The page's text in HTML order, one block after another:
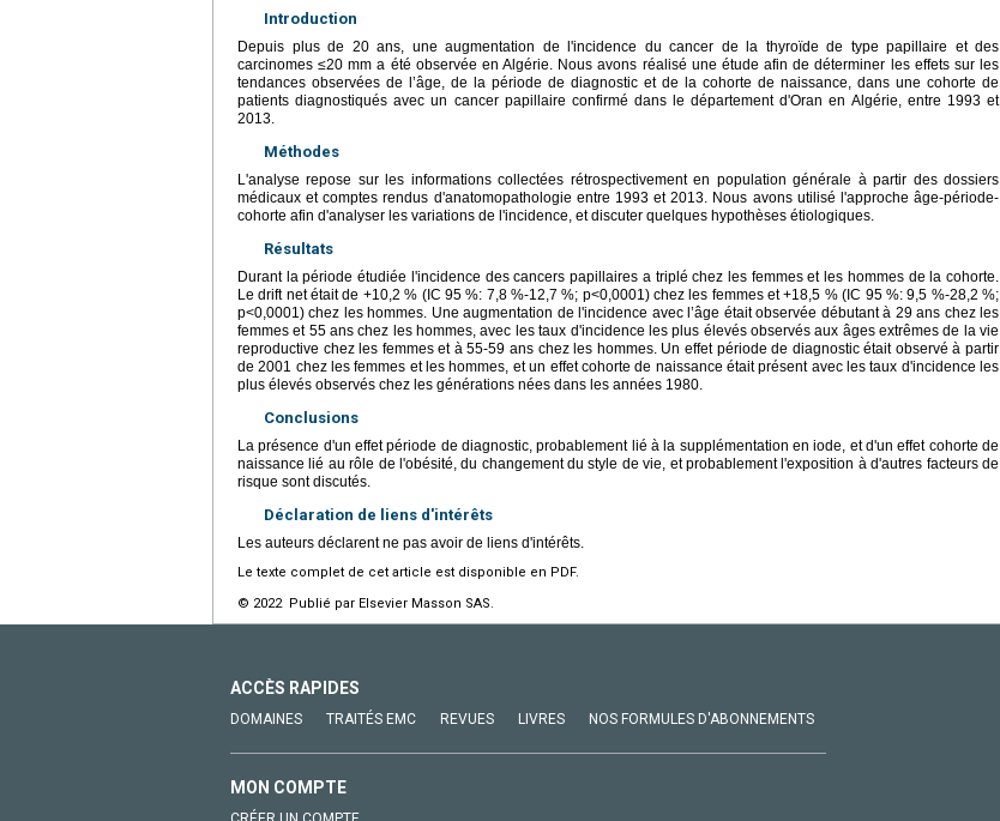
Introduction
Depuis plus de 20 ans, une augmentation de l'incidence du cancer de la thyroïde de type papillaire et des
carcinomes ≤20 mm a été observée en Algérie. Nous avons réalisé une étude afin de déterminer les effets sur les
tendances observées de l’âge, de la période de diagnostic et de la cohorte de naissance, dans une cohorte de
patients diagnostiqués avec un cancer papillaire confirmé dans le département d'Oran en Algérie, entre 1993 et
2013.
Méthodes
L'analyse repose sur les informations collectées rétrospectivement en population générale à partir des dossiers
médicaux et comptes rendus d'anatomopathologie entre 1993 et 2013. Nous avons utilisé l'approche âge-période-
cohorte afin d'analyser les variations de l'incidence, et discuter quelques hypothèses étiologiques.
Résultats
Durant la période étudiée l'incidence des cancers papillaires a triplé chez les femmes et les hommes de la cohorte.
Le drift net était de +10,2 % (IC 95 %: 7,8 %-12,7 %; p<0,0001) chez les femmes et +18,5 % (IC 95 %: 9,5 %-28,2 %;
p<0,0001) chez les hommes. Une augmentation de l'incidence avec l’âge était observée débutant à 29 ans chez les
femmes et 55 ans chez les hommes, avec les taux d'incidence les plus élevés observés aux âges extrêmes de la vie
reproductive chez les femmes et à 55-59 ans chez les hommes. Un effet période de diagnostic était observé à partir
de 2001 chez les femmes et les hommes, et un effet cohorte de naissance était présent avec les taux d'incidence les
plus élevés observés chez les générations nées dans les années 1980.
Conclusions
La présence d'un effet période de diagnostic, probablement lié à la supplémentation en iode, et d'un effet cohorte de
naissance lié au rôle de l'obésité, du changement du style de vie, et probablement l'exposition à d'autres facteurs de
risque sont discutés.
Déclaration de liens d'intérêts
Les auteurs déclarent ne pas avoir de liens d'intérêts.
Le texte complet de cet article est disponible en PDF.
© 2022 Publié par Elsevier Masson SAS.
ACCÈS RAPIDES
DOMAINES TRAITÉS EMC REVUES LIVRES NOS FORMULES D'ABONNEMENTS
MON COMPTE